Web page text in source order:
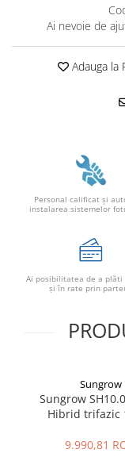
K2-Systems GmbH
Conectica IEC
Convertor DC-DC
Meteocontrol
Monitorizare
Power analyzer
Cabluri
Accesorii cabluri
Alte accesorii
Ai nevoie de
Adauga la
Personal calificat şi
instalarea sistemelor
Ai posibilitatea de a plăti
şi în rate prin
Sungrow
Sungrow
Hibrid trifazic
9.990,81